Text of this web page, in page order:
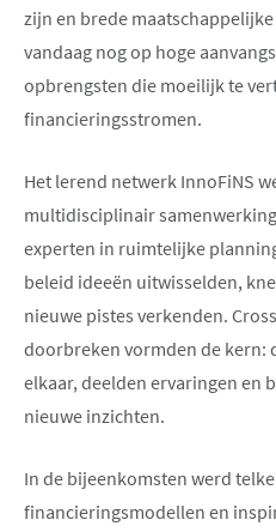
zijn en brede
vandaag nog op hoge
opbrengsten die moeilijk te
financieringsstromen.
Het lerend netwerk InnoFiNS
multidisciplinair
experten in ruimtelijke
beleid ideeën uitwisselden,
nieuwe pistes verkenden.
doorbreken vormden de kern:
elkaar, deelden ervaringen en
nieuwe inzichten.
In de bijeenkomsten werd
financieringsmodellen en